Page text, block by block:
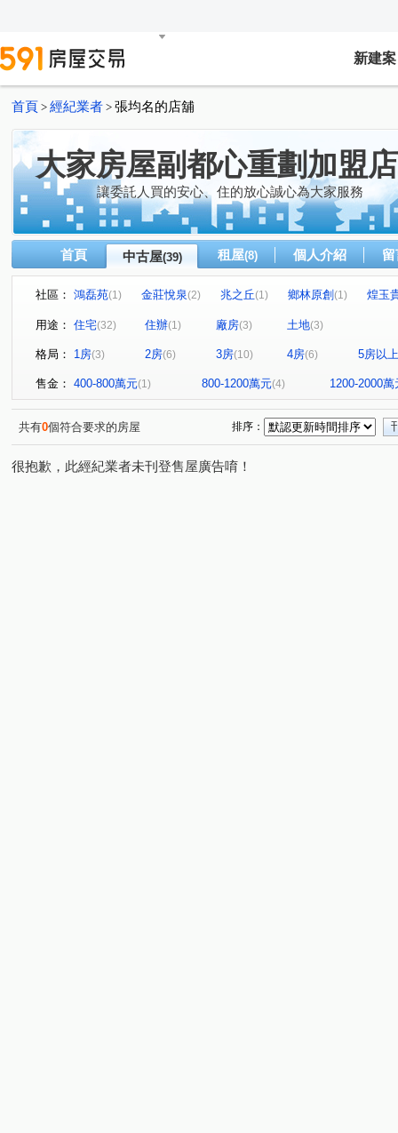
新建案
首頁 > 經紀業者 > 張均名的店舖
大家房屋副都心重劃加盟店
讓委託人買的安心、住的放心誠心為大家服務
首頁 中古屋(39) 租屋(8) 個人介紹
社區： 鴻磊苑(1) 金莊悅泉(2) 兆之丘(1) 鄉林原創 (1)
煌玉
最高峰
世界花園-金城舞5 (1) 樹山丘 (1)
典藏四季 達美大樓 中央星鑽 (1) 合康新世紀(1)
太平洋水鄉國際渡假村 (1) 射麻裡段(1) 五工二路(1)
民
思源路(1) 富山路(1) 新泰路(1) 中華路二段(1)
中央
新北大道三段
稻香路(1) 市政南一路(1)
幸福路(2) 立信三街(1) 福美街(2) 漢口街(1) 化成路
美村南路(1) 南京東路二段(1)
用途： 住宅(32) 住辦(1) 廠房(3) 土地(3)
格局： 1房(3) 2房(6) 3房(10) 4房(6) 5房以上
售金： 400-800萬元(1) 800-1200萬元(4) 1200-2000萬
共有0個符合要求的房屋 排序：
很抱歉，此經紀業者未刊登售屋廣告唷！